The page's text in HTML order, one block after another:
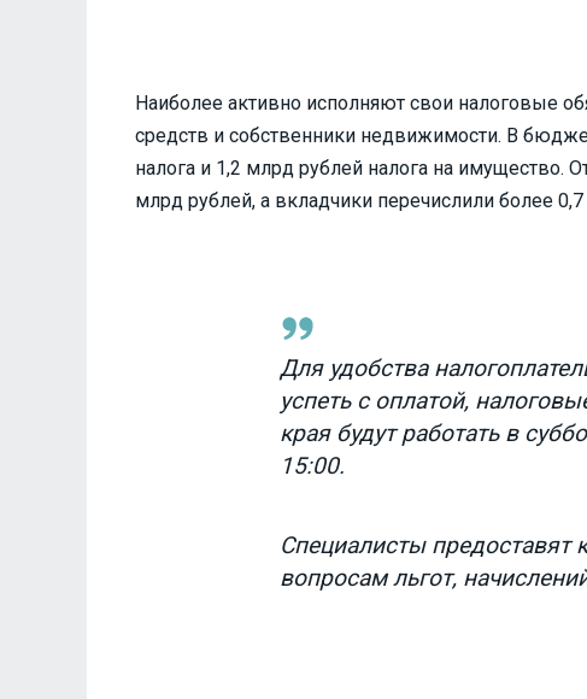
Наиболее активно исполняют свои налоговые
средств и собственники недвижимости. В
налога и 1,2 млрд рублей налога на имущество.
млрд рублей, а вкладчики перечислили более
Для удобства
успеть с оплатой,
края будут работать в
15:00.
Специалисты предоставят
вопросам льгот,